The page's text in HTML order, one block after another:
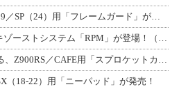
（18-22）用「ニーパッド」が発売！